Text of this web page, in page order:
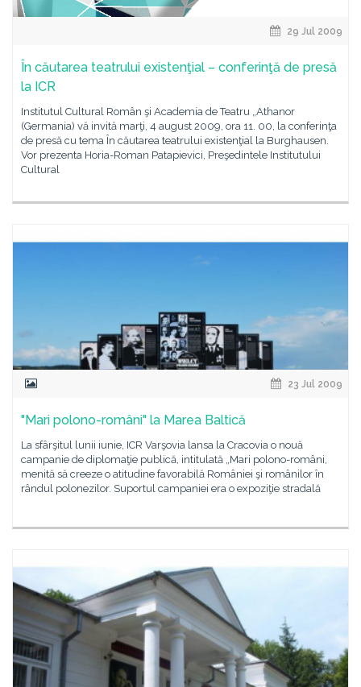
29 Jul 2009
În căutarea teatrului existenţial – conferinţă de presă
la ICR
Institutul Cultural Român şi Academia de Teatru „Athanor
(Germania) vă invită marţi, 4 august 2009, ora 11. 00, la conferinţa
de presă cu tema În căutarea teatrului existenţial la Burghausen.
Vor prezenta Horia-Roman Patapievici, Preşedintele Institutului
Cultural
23 Jul 2009
"Mari polono-români" la Marea Baltică
La sfârşitul lunii iunie, ICR Varşovia lansa la Cracovia o nouă
campanie de diplomaţie publică, intitulată „Mari polono-români,
menită să creeze o atitudine favorabilă României şi românilor în
rândul polonezilor. Suportul campaniei era o expoziţie stradală